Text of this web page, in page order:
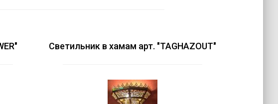
Светильник в хамам арт. "TAGHAZOUT"